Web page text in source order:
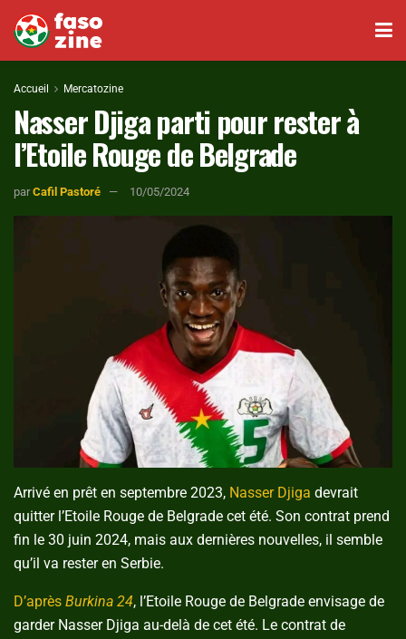
Accueil Mercatozine
Nasser Djiga parti pour rester à
l’Etoile Rouge de Belgrade
par Cafil Pastoré 10/05/2024
Arrivé en prêt en septembre 2023, Nasser Djiga devrait
quitter l’Etoile Rouge de Belgrade cet été. Son contrat prend
fin le 30 juin 2024, mais aux dernières nouvelles, il semble
qu’il va rester en Serbie.
D’après Burkina 24, l’Etoile Rouge de Belgrade envisage de
garder Nasser Djiga au-delà de cet été. Le contrat de